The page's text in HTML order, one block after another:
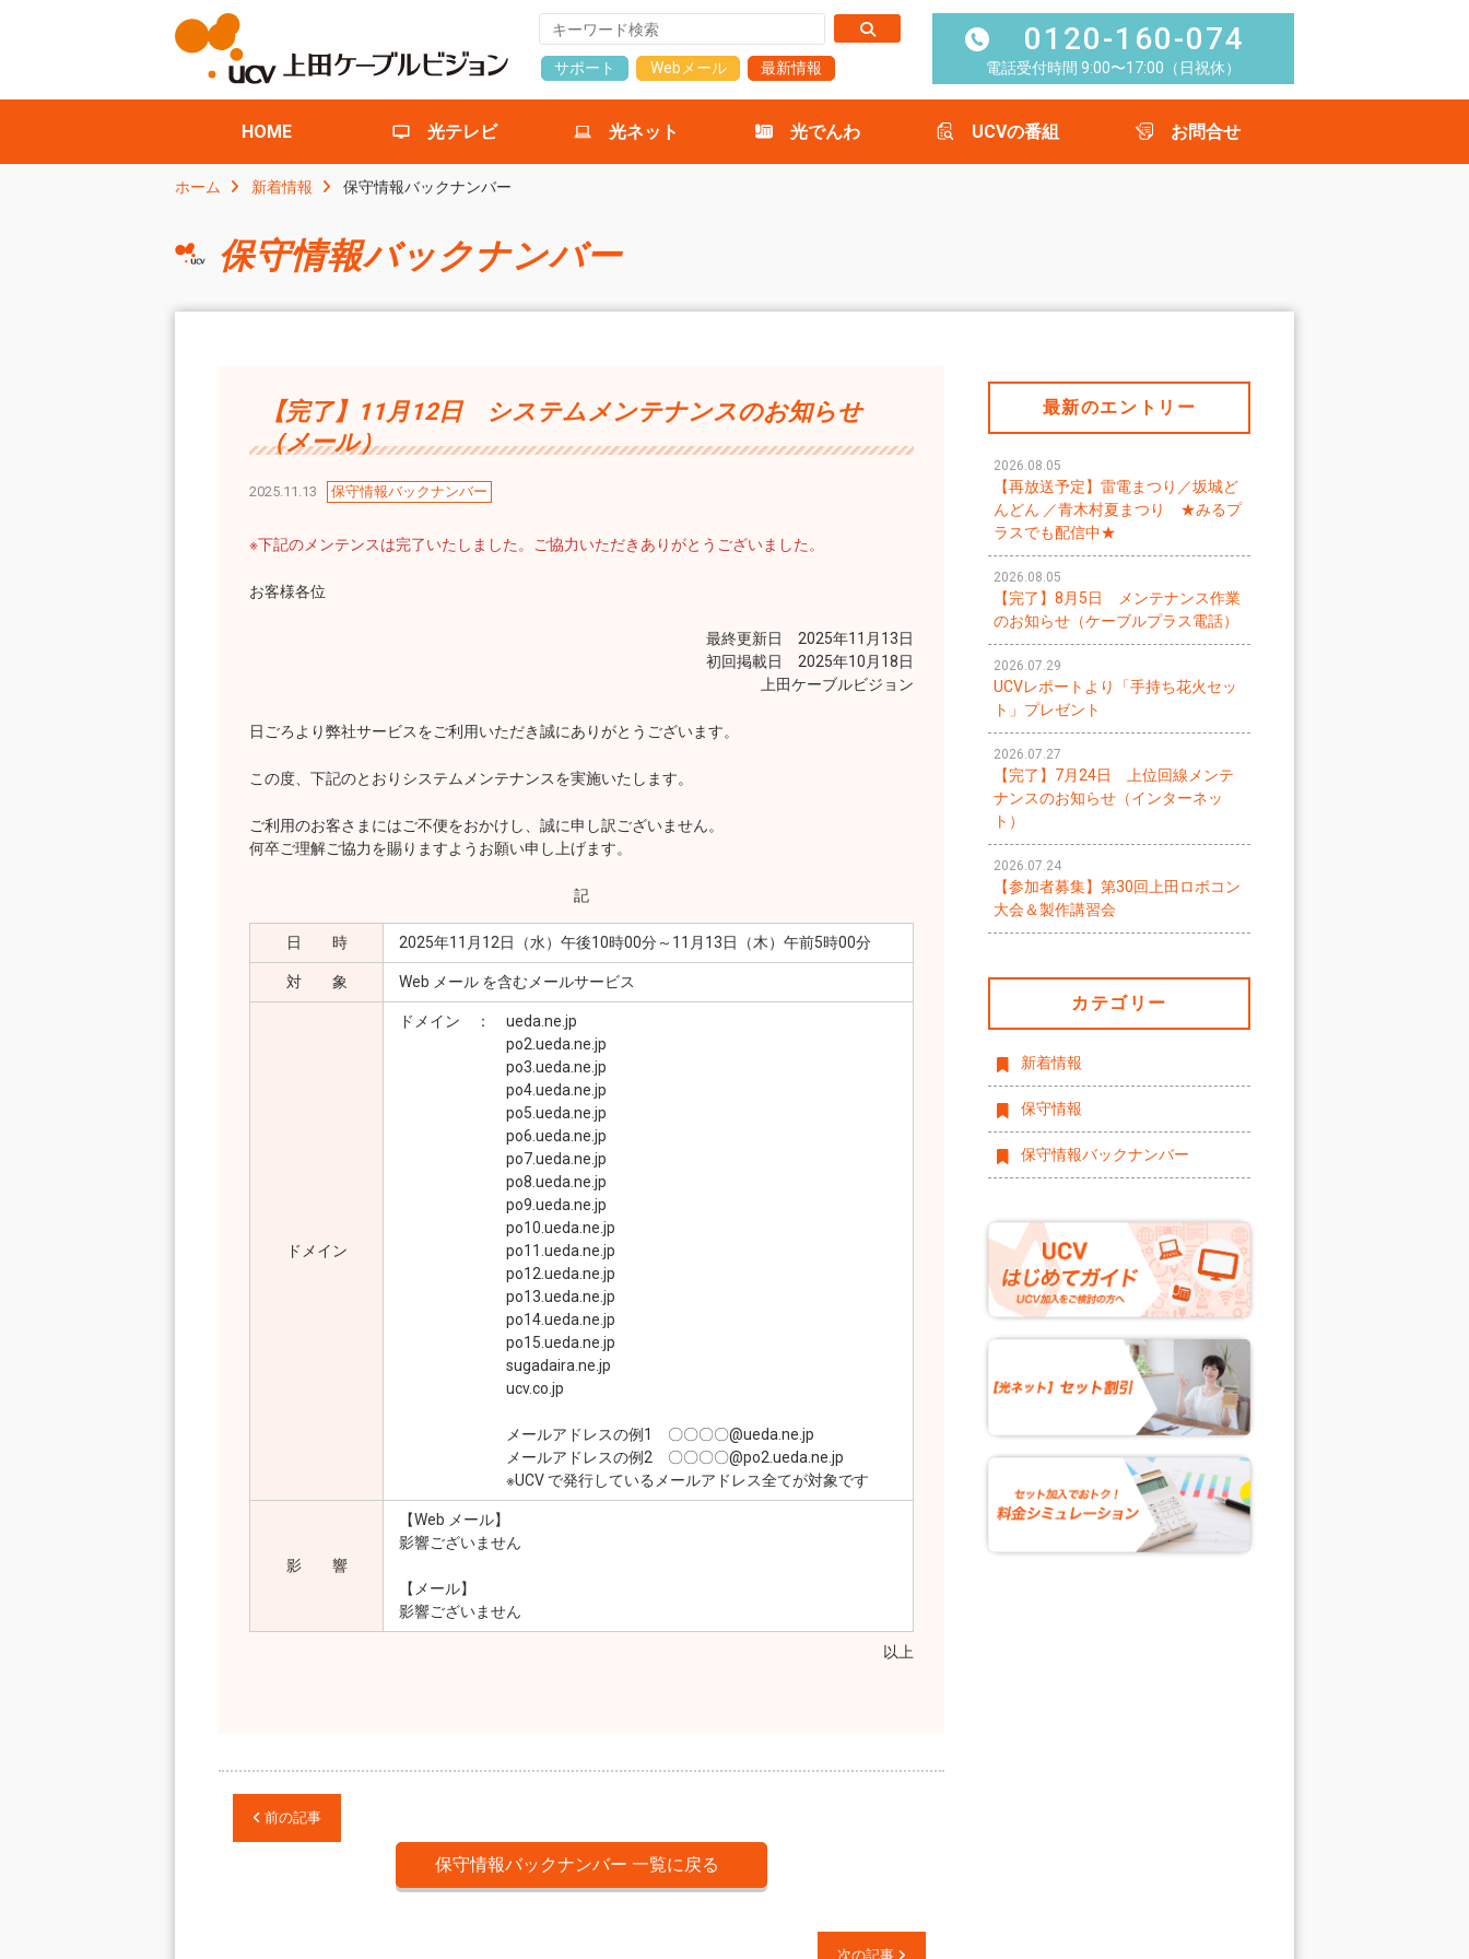
サポート Webメール 最新情報
0120-160-074
電話受付時間 9:00〜17:00（日祝休）
HOME 光テレビ 光ネット 光でんわ UCVの番組 お問合せ
ホーム 新着情報 保守情報バックナンバー
保守情報バックナンバー
【完了】11月12日 システムメンテナンスのお知らせ
（メール）
2025.11.13 保守情報バックナンバー
※下記のメンテンスは完了いたしました。ご協力いただきありがとうございました。
お客様各位
最終更新日 2025年11月13日
初回掲載日 2025年10月18日
上田ケーブルビジョン
日ごろより弊社サービスをご利用いただき誠にありがとうございます。
この度、下記のとおりシステムメンテナンスを実施いたします。
ご利用のお客さまにはご不便をおかけし、誠に申し訳ございません。
何卒ご理解ご協力を賜りますようお願い申し上げます。
記
日 時 2025年11月12日（水）午後10時00分～11月13日（木）午前5時00分
対 象 Web メール を含むメールサービス
ドメイン
ドメイン ： ueda.ne.jp
po2.ueda.ne.jp
po3.ueda.ne.jp
po4.ueda.ne.jp
po5.ueda.ne.jp
po6.ueda.ne.jp
po7.ueda.ne.jp
po8.ueda.ne.jp
po9.ueda.ne.jp
po10.ueda.ne.jp
po11.ueda.ne.jp
po12.ueda.ne.jp
po13.ueda.ne.jp
po14.ueda.ne.jp
po15.ueda.ne.jp
sugadaira.ne.jp
ucv.co.jp
メールアドレスの例1 〇〇〇〇@ueda.ne.jp
メールアドレスの例2 〇〇〇〇@po2.ueda.ne.jp
※UCV で発行しているメールアドレス全てが対象です
影 響
【Web メール】
影響ございません
【メール】
影響ございません
以上
前の記事
保守情報バックナンバー 一覧に戻る
次の記事
最新のエントリー
2026.08.05
【再放送予定】雷電まつり／坂城ど
んどん ／青木村夏まつり ★みるプ
ラスでも配信中★
2026.08.05
【完了】8月5日 メンテナンス作業
のお知らせ（ケーブルプラス電話）
2026.07.29
UCVレポートより「手持ち花火セッ
ト」プレゼント
2026.07.27
【完了】7月24日 上位回線メンテ
ナンスのお知らせ（インターネッ
ト）
2026.07.24
【参加者募集】第30回上田ロボコン
大会＆製作講習会
カテゴリー
新着情報
保守情報
保守情報バックナンバー